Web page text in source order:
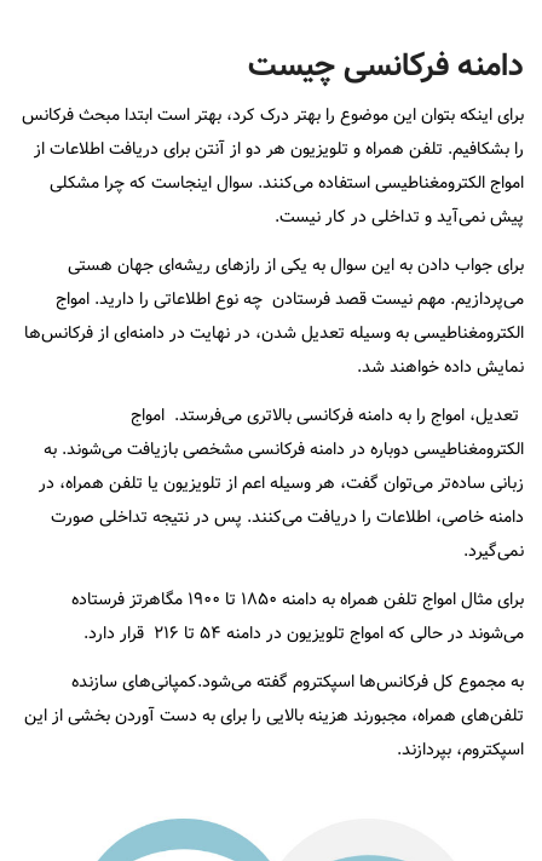
دامنه فرکانسی چیست
برای اینکه بتوان این موضوع را بهتر درک کرد، بهتر است ابتدا مبحث فرکانس
را بشکافیم. تلفن همراه و تلویزیون هر دو از آنتن برای دریافت اطلاعات از
امواج الکترومغناطیسی استفاده می‌کنند. سوال اینجاست که چرا مشکلی
پیش نمی‌آید و تداخلی در کار نیست.
برای جواب دادن به این سوال به یکی از رازهای ریشه‌ای جهان هستی
می‌پردازیم. مهم نیست قصد فرستادن چه نوع اطلاعاتی را دارید. امواج
الکترومغناطیسی به وسیله تعدیل شدن، در نهایت در دامنه‌ای از فرکانس‌ها
نمایش داده خواهند شد.
تعدیل، امواج را به دامنه‌ فرکانسی بالاتری می‌فرستد. امواج
الکترومغناطیسی دوباره در دامنه فرکانسی مشخصی بازیافت می‌شوند. به
زبانی ساده‌تر می‌توان گفت، هر وسیله اعم از تلویزیون یا تلفن همراه، در
دامنه خاصی، اطلاعات را دریافت می‌کنند. پس در نتیجه تداخلی صورت
نمی‌گیرد.
برای مثال امواج تلفن همراه به دامنه ۱۸۵۰ تا ۱۹۰۰ مگاهرتز فرستاده
می‌شوند در حالی که امواج تلویزیون در دامنه ۵۴ تا ۲۱۶ قرار دارد.
به مجموع کل فرکانس‌ها اسپکتروم گفته می‌شود.کمپانی‌های سازنده
تلفن‌های همراه، مجبورند هزینه بالایی را برای به دست آوردن بخشی از این
اسپکتروم، بپردازند.